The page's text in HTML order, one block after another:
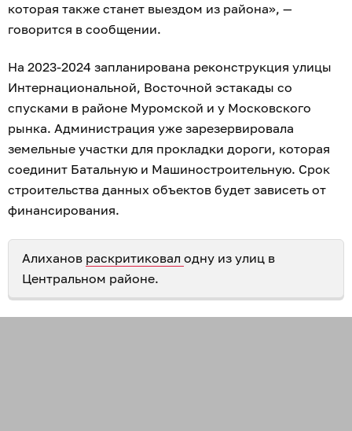
которая также станет выездом из района», —
говорится в сообщении.
На 2023-2024 запланирована реконструкция улицы
Интернациональной, Восточной эстакады со
спусками в районе Муромской и у Московского
рынка. Администрация уже зарезервировала
земельные участки для прокладки дороги, которая
соединит Батальную и Машиностроительную. Срок
строительства данных объектов будет зависеть от
финансирования.
Алиханов раскритиковал одну из улиц в
Центральном районе.